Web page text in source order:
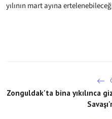
yılının mart ayına
Zonguldak'ta bina yıkılınca